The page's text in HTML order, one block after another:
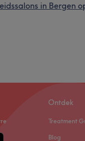
in Bergen
Ontdek
Treatment
Blog